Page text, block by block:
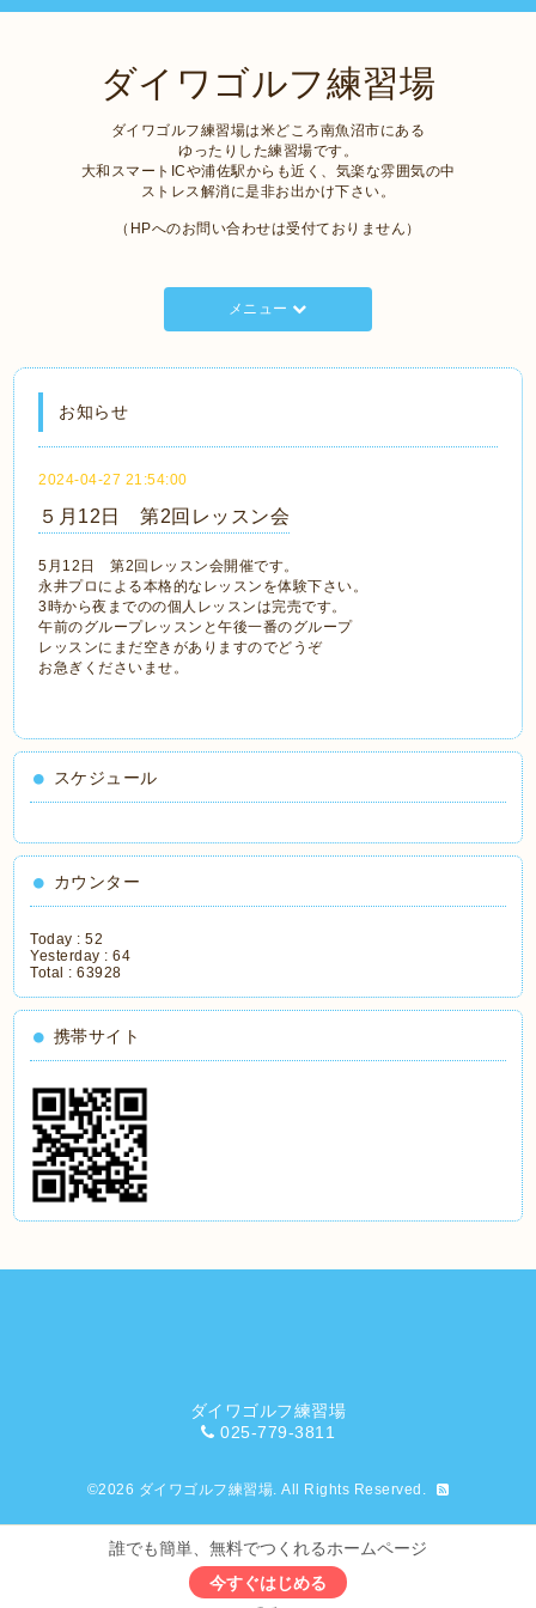
ダイワゴルフ練習場
ダイワゴルフ練習場は米どころ南魚沼市にある
ゆったりした練習場です。
大和スマートICや浦佐駅からも近く、気楽な雰囲気の中
ストレス解消に是非お出かけ下さい。
（HPへのお問い合わせは受付ておりません）
メニュー
お知らせ
2024-04-27 21:54:00
５月12日 第2回レッスン会
5月12日 第2回レッスン会開催です。
永井プロによる本格的なレッスンを体験下さい。
3時から夜までのの個人レッスンは完売です。
午前のグループレッスンと午後一番のグループ
レッスンにまだ空きがありますのでどうぞ
お急ぎくださいませ。
スケジュール
カウンター
Today :52
Yesterday :64
Total :63928
携帯サイト
ダイワゴルフ練習場
025-779-3811
©2026 ダイワゴルフ練習場. All Rights Reserved.
誰でも簡単、無料でつくれるホームページ
今すぐはじめる